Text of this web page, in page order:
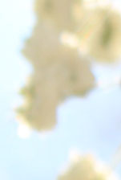
contenu